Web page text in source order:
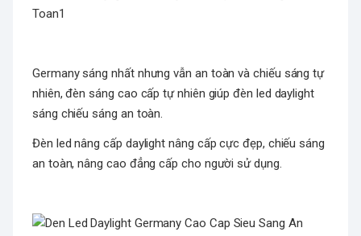
Germany sáng nhất nhưng vẫn an toàn và chiếu sáng tự
nhiên, đèn sáng cao cấp tự nhiên giúp đèn led daylight
sáng chiếu sáng an toàn.
Đèn led nâng cấp daylight nâng cấp cực đẹp, chiếu sáng
an toàn, nâng cao đẳng cấp cho người sử dụng.